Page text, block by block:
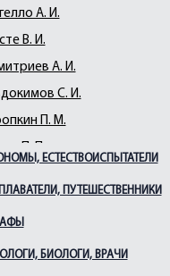
А. И.
В. И.
А. И.
С. И.
П. М.
А. К.
В. А.
ЕСТЕСТВОИСПЫТАТЕЛИ
ПУТЕШЕСТВЕННИКИ
БИОЛОГИ, ВРАЧИ